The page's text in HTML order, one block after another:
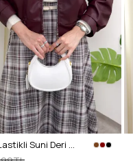
Beli Lastikli Suni Deri Ceket 2016 - BORDO